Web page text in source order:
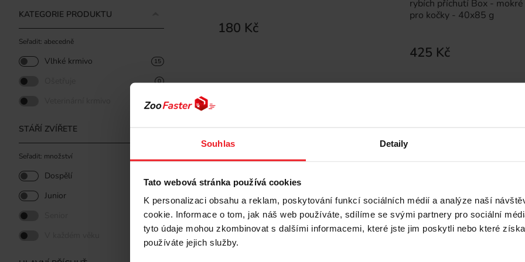
Souhlas Detaily
Tato webová stránka používá cookies
K personalizaci obsahu a reklam, poskytování funkcí sociálních médií a analýze naší
cookie. Informace o tom, jak náš web používáte, sdílíme se svými partnery pro sociální
tyto údaje mohou zkombinovat s dalšími informacemi, které jste jim poskytli nebo které
používáte jejich služby.
180 Kč
rybích příchutí Box -
pro kočky - 40x85 g
425 Kč
KATEGORIE PRODUKTU
Seřadit: abecedně
Vlhké krmivo 15
0
STÁŘÍ ZVÍŘETE
Seřadit: množství
Dospělí
Junior
0